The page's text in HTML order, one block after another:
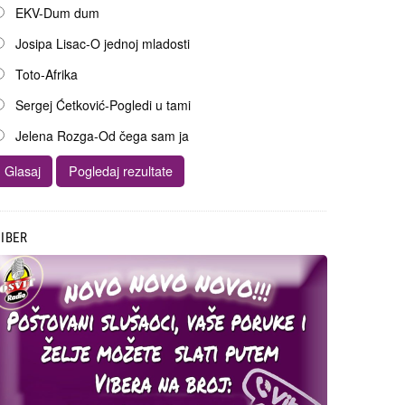
EKV-Dum dum
Josipa Lisac-O jednoj mladosti
Toto-Afrika
Sergej Ćetković-Pogledi u tami
Jelena Rozga-Od čega sam ja